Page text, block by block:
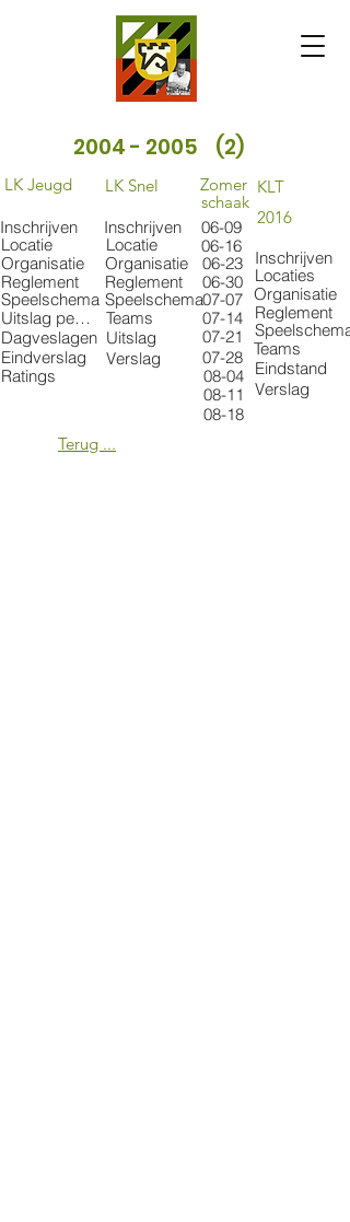
2004 - 2005 (2)
LK Jeugd
Inschrijven
Locatie
Organisatie
Reglement
Speelschema
Uitslag per catgorie
Dagveslagen
Eindverslag
Ratings
Zomer KLT
2016
Inschrijven
Organisatie
Reglement
Locaties
Teams
Eindstand
Verslag
Speelschema
LK Snel
Inschrijven
Locatie
Organisatie
Reglement
Speelschema
Teams
Uitslag
Verslag
06-09
schaak
06-16
06-23
06-30
07-07
07-14
07-28
08-04
07-21
08-11
08-18
Terug ...